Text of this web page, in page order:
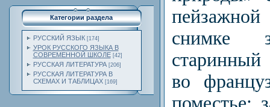
Категории раздела
РУССКИЙ ЯЗЫК [174]
УРОК РУССКОГО ЯЗЫКА В
СОВРЕМЕННОЙ ШКОЛЕ [42]
РУССКАЯ ЛИТЕРАТУРА [206]
РУССКАЯ ЛИТЕРАТУРА В
СХЕМАХ И ТАБЛИЦАХ [169]
снимке
во